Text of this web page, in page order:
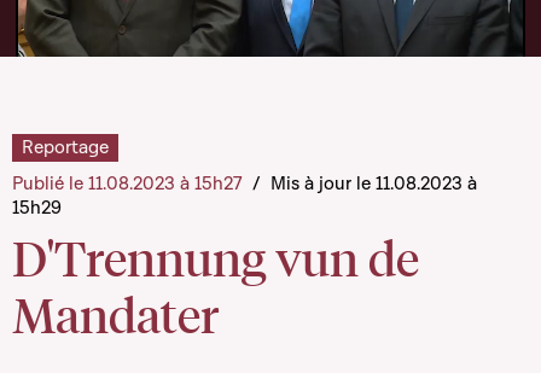
D'Trennung vun de
Mandater
Reportage
Publié le 11.08.2023 à 15h27 / Mis à jour le 11.08.2023 à
15h29